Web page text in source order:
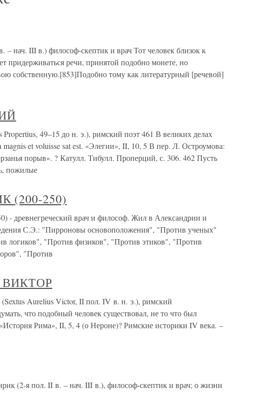
нач. III в.) философ-скептик и врач Тот человек близок к
придерживаться речи, принятой подобно монете, но
собственную.[853]Подобно тому как литературный [речевой]
49–15 до н. э.), римский поэт 461 В великих делах
magnis et voluisse sat est. «Элегии», II, 10, 5 В пер. Л. Остроумова:
порыв». ? Катулл. Тибулл. Проперций, с. 306. 462 Пусть
пожилые
(200-250)
врач и философ. Жил в Александрии и
С.Э.: "Пирроновы основоположения", "Против ученых"
логиков", "Против физиков", "Против этиков", "Против
"Против
ВИКТОР
Aurelius Victor, II пол. IV в. н. э.), римский
что подобный человек существовал, не то что был
Рима», II, 5, 4 (о Нероне)? Римские историки IV века. –
(2-я пол. II в. – нач. III в.), философ-скептик и врач; о жизни